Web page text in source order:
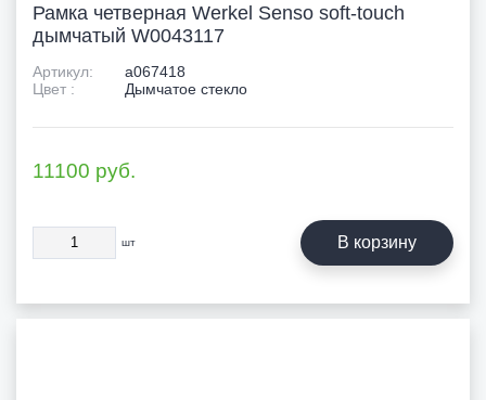
Рамка четверная Werkel Senso soft-touch
дымчатый W0043117
Артикул:
a067418
Цвет :
Дымчатое стекло
11100 руб.
шт В корзину